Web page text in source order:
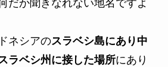
だか聞きなれない地名ですよ
ネシアのスラベシ島にあり中
ラベシ州に接した場所にあり